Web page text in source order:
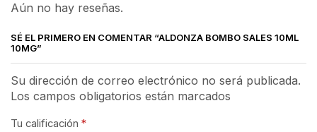
Aún no hay reseñas.
SÉ EL PRIMERO EN COMENTAR “ALDONZA BOMBO SALES 10ML
10MG”
Su dirección de correo electrónico no será publicada.
Los campos obligatorios están marcados
Tu calificación *